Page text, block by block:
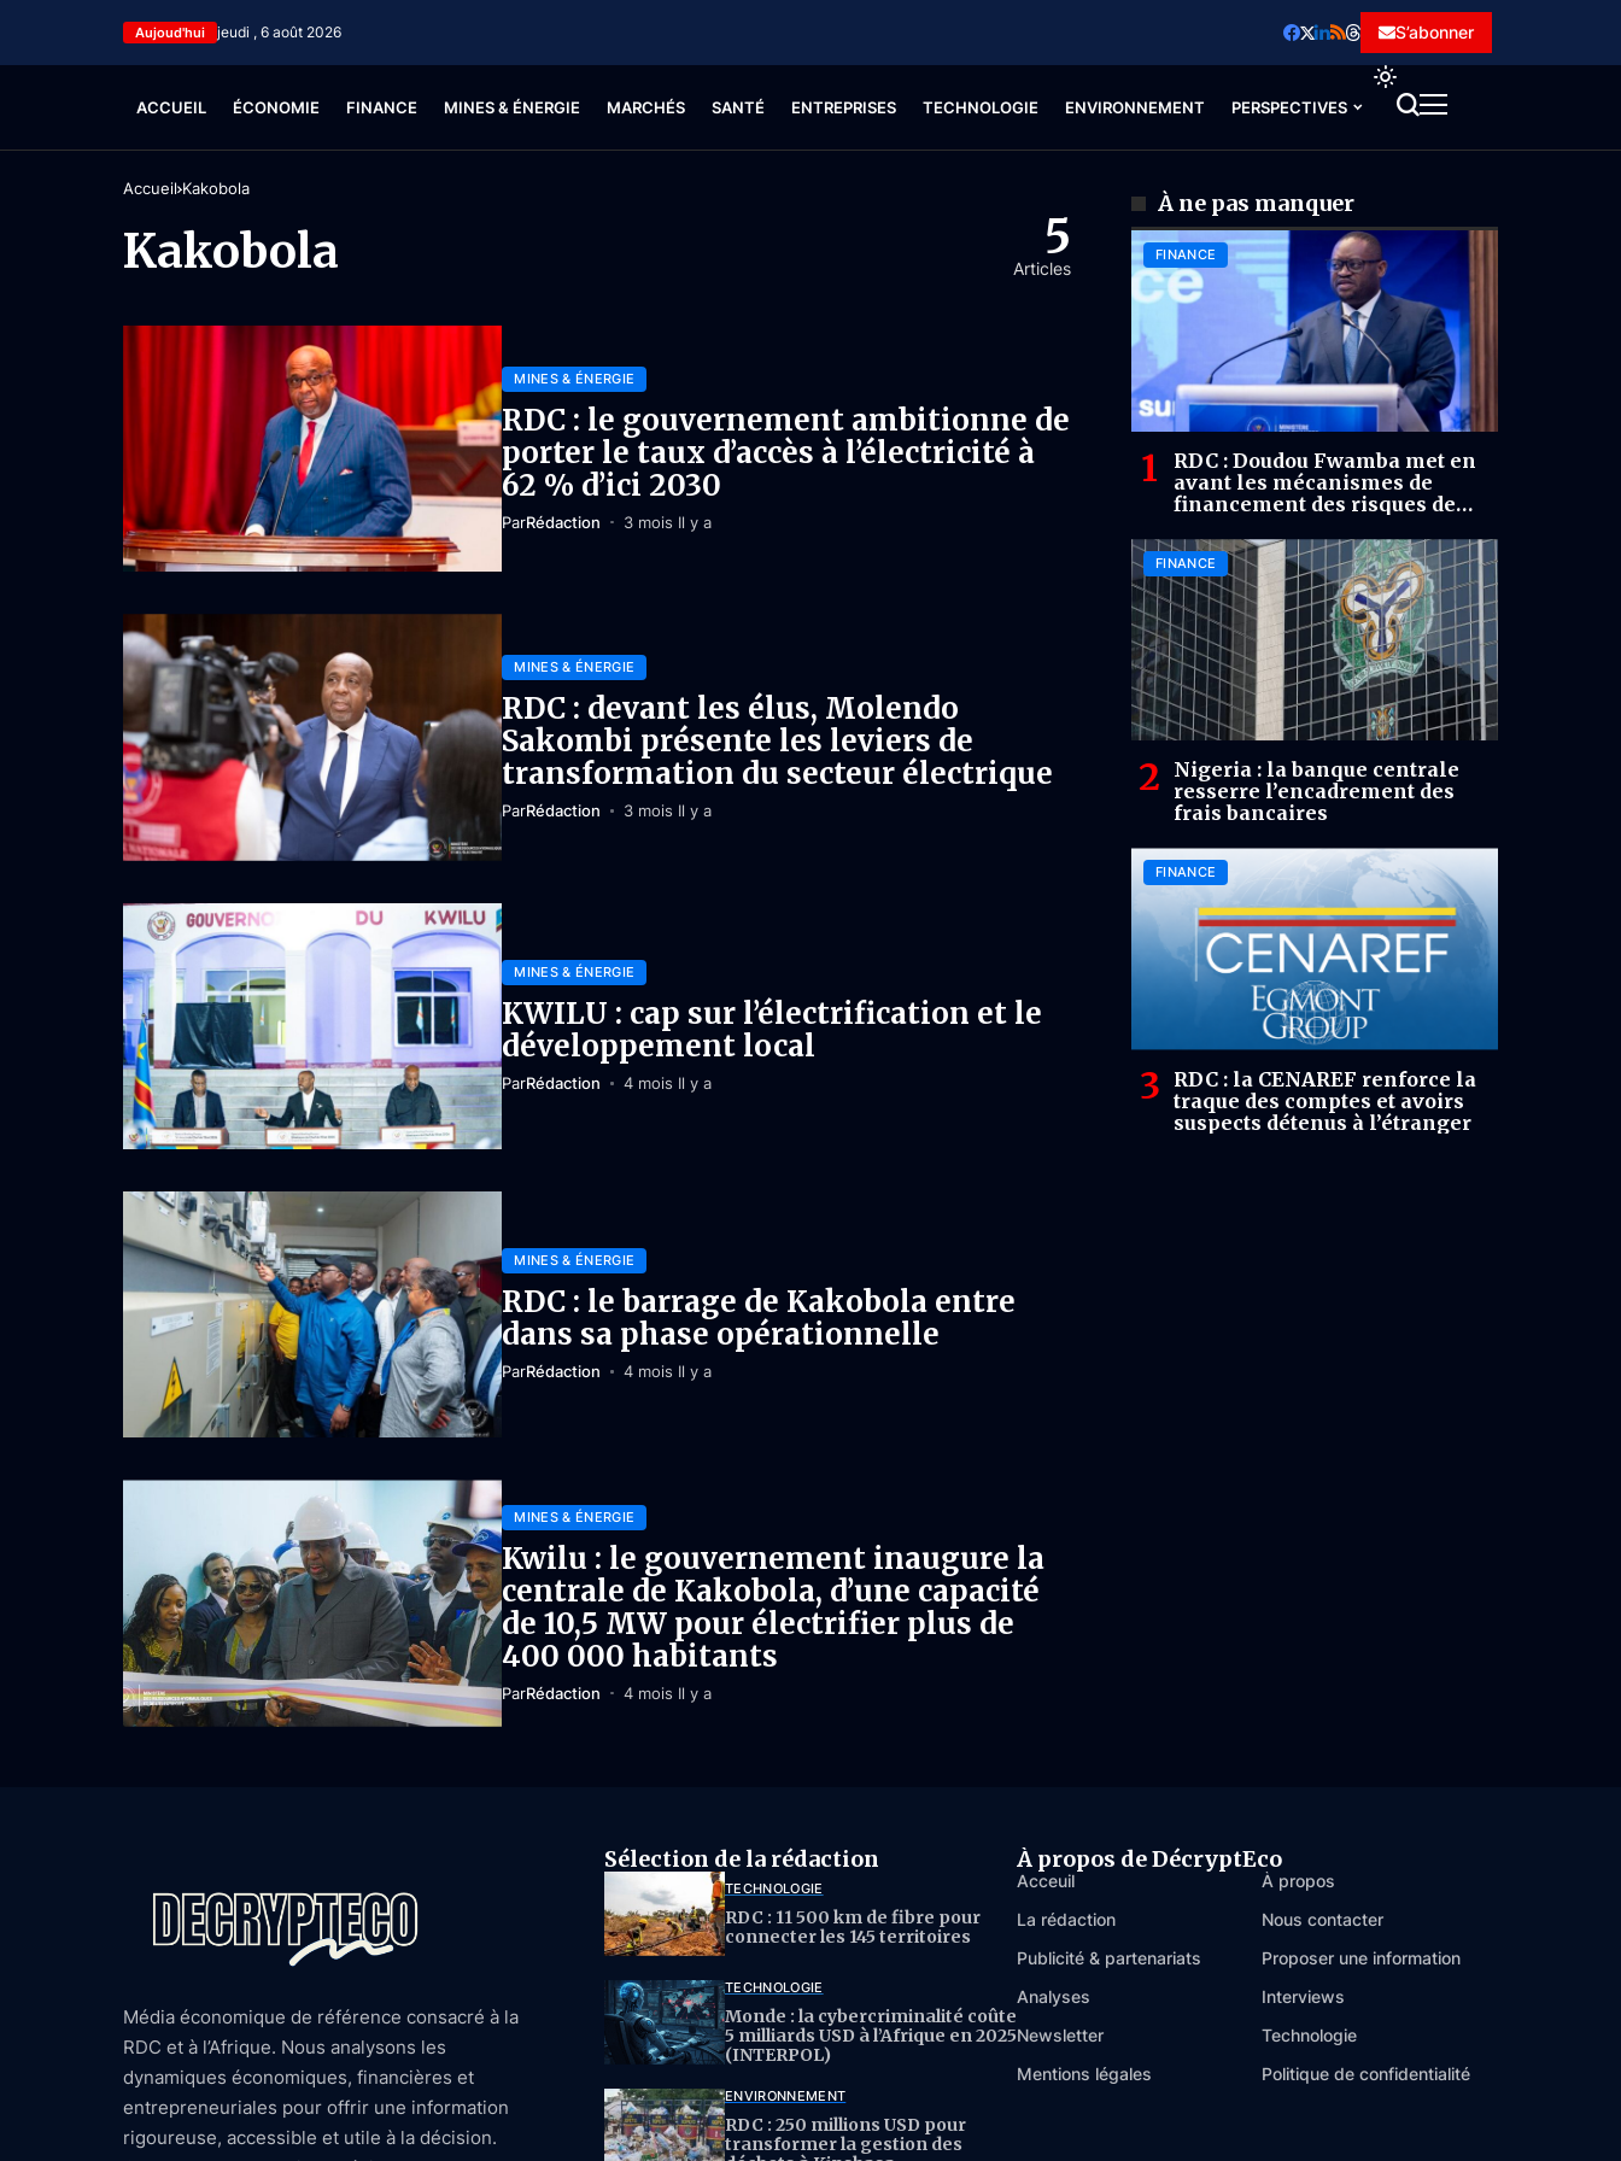
Aujoud'hui jeudi , 6 août 2026 S’abonner
ACCUEIL ÉCONOMIE FINANCE MINES & ÉNERGIE MARCHÉS SANTÉ ENTREPRISES TECHNOLOGIE ENVIRONNEMENT PERSPECTIVES
Accueil Kakobola
Kakobola 5
Articles
MINES & ÉNERGIE
RDC : le gouvernement ambitionne de
porter le taux d’accès à l’électricité à
62 % d’ici 2030
ParRédaction 3 mois Il y a
MINES & ÉNERGIE
RDC : devant les élus, Molendo
Sakombi présente les leviers de
transformation du secteur électrique
ParRédaction 3 mois Il y a
MINES & ÉNERGIE
KWILU : cap sur l’électrification et le
développement local
ParRédaction 4 mois Il y a
MINES & ÉNERGIE
RDC : le barrage de Kakobola entre
dans sa phase opérationnelle
ParRédaction 4 mois Il y a
MINES & ÉNERGIE
Kwilu : le gouvernement inaugure la
centrale de Kakobola, d’une capacité
de 10,5 MW pour électrifier plus de
400 000 habitants
ParRédaction 4 mois Il y a
À ne pas manquer
FINANCE
RDC : Doudou Fwamba met en
avant les mécanismes de
financement des risques de
FINANCE
Nigeria : la banque centrale
resserre l’encadrement des
frais bancaires
FINANCE
RDC : la CENAREF renforce la
traque des comptes et avoirs
suspects détenus à l’étranger
Média économique de référence consacré à la
RDC et à l’Afrique. Nous analysons les
dynamiques économiques, financières et
entrepreneuriales pour offrir une information
rigoureuse, accessible et utile à la décision.
Sélection de la rédaction
TECHNOLOGIE
RDC : 11 500 km de fibre pour
connecter les 145 territoires
TECHNOLOGIE
Monde : la cybercriminalité coûte
5 milliards USD à l’Afrique en 2025
(INTERPOL)
ENVIRONNEMENT
RDC : 250 millions USD pour
transformer la gestion des
À propos de DécryptEco
Acceuil
À propos
La rédaction
Nous contacter
Publicité & partenariats
Proposer une information
Analyses
Interviews
Newsletter
Technologie
Mentions légales
Politique de confidentialité